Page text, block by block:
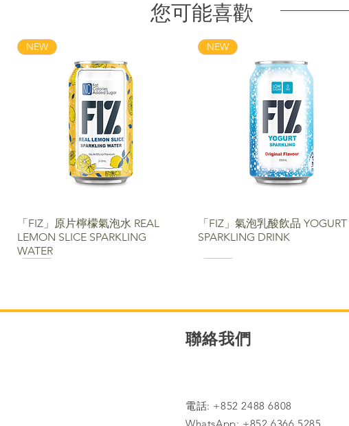
您可能喜歡
NEW
「FIZ」原片檸檬氣泡水 REAL
LEMON SLICE SPARKLING
WATER
NEW
「FIZ」氣泡乳酸飲品 YOGURT
SPARKLING DRINK
聯絡我們​
電話: +852 2488 6808